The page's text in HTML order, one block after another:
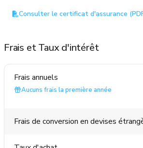
Consulter le certificat d'assurance
Frais et Taux d'intérêt
Frais annuels
Aucuns frais la première année
Frais de conversion en devises